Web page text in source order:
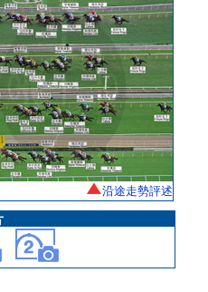
沿途走勢評述